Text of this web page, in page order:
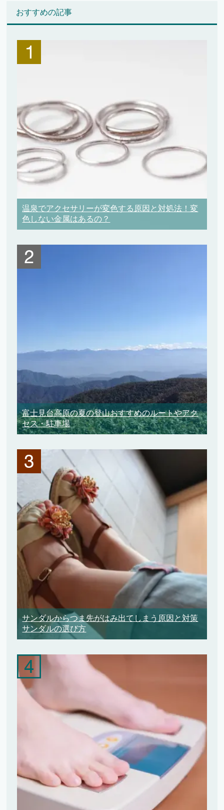
おすすめの記事
温泉でアクセサリーが変色する原因と対処法！変
色しない金属はあるの？
富士見台高原の夏の登山おすすめのルートやアク
セス・駐車場
サンダルからつま先がはみ出てしまう原因と対策
サンダルの選び方